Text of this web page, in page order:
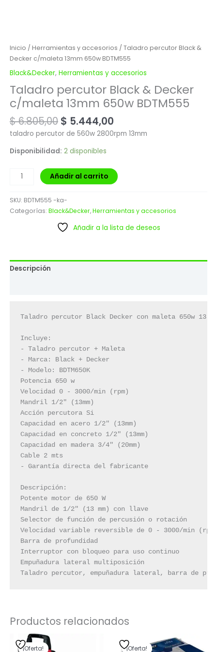
Inicio / Herramientas y accesorios / Taladro percutor Black &
Decker c/maleta 13mm 650w BDTM555
Black&Decker, Herramientas y accesorios
Taladro percutor Black & Decker
c/maleta 13mm 650w BDTM555
$6.805,00 $ 5.444,00
taladro percutor de 560w 2800rpm 13mm
Disponibilidad: 2 disponibles
Añadir al carrito
SKU: BDTM555 -ka-
Categorías: Black&Decker,Herramientas y accesorios
Añadir a la lista de deseos
Descripción
Taladro percutor Black Decker con maleta 650w 13
Incluye:
- Taladro percutor + Maleta
- Marca: Black + Decker
- Modelo: BDTM650K
Potencia 650 w
Velocidad 0 - 3000/min (rpm)
Mandril 1/2" (13mm)
Acción percutora Si
Capacidad en acero 1/2" (13mm)
Capacidad en concreto 1/2" (13mm)
Capacidad en madera 3/4" (20mm)
Cable 2 mts
- Garantía directa del fabricante
Descripción:
Potente motor de 650 W
Mandril de 1/2" (13 mm) con llave
Selector de función de percusión o rotación
Velocidad variable reversible de 0 - 3000/min
Barra de profundidad
Interruptor con bloqueo para uso continuo
Empuñadura lateral multiposición
Taladro percutor, empuñadura lateral, barra de
Productos relacionados
¡Oferta!
¡Oferta!
El
precio
¡Oferta!
¡Oferta!precio
El
precio